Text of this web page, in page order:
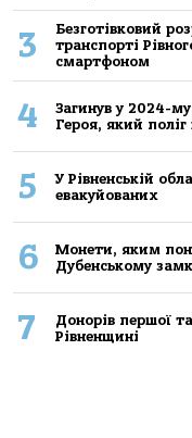
3
Безготівковий
транспорті
смартфоном
4
Загинув у 2024-
Героя, який поліг
5
У Рівненській
евакуйованих
6
Монети, яким
Дубенському
7
Донорів першої
Рівненщині